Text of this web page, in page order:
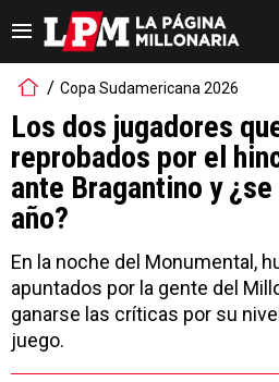
Copa Sudamericana 2026
Los dos jugadores
reprobados por el
ante Bragantino y
año?
En la noche del Monumental,
apuntados por la gente del
ganarse las críticas por su
juego.